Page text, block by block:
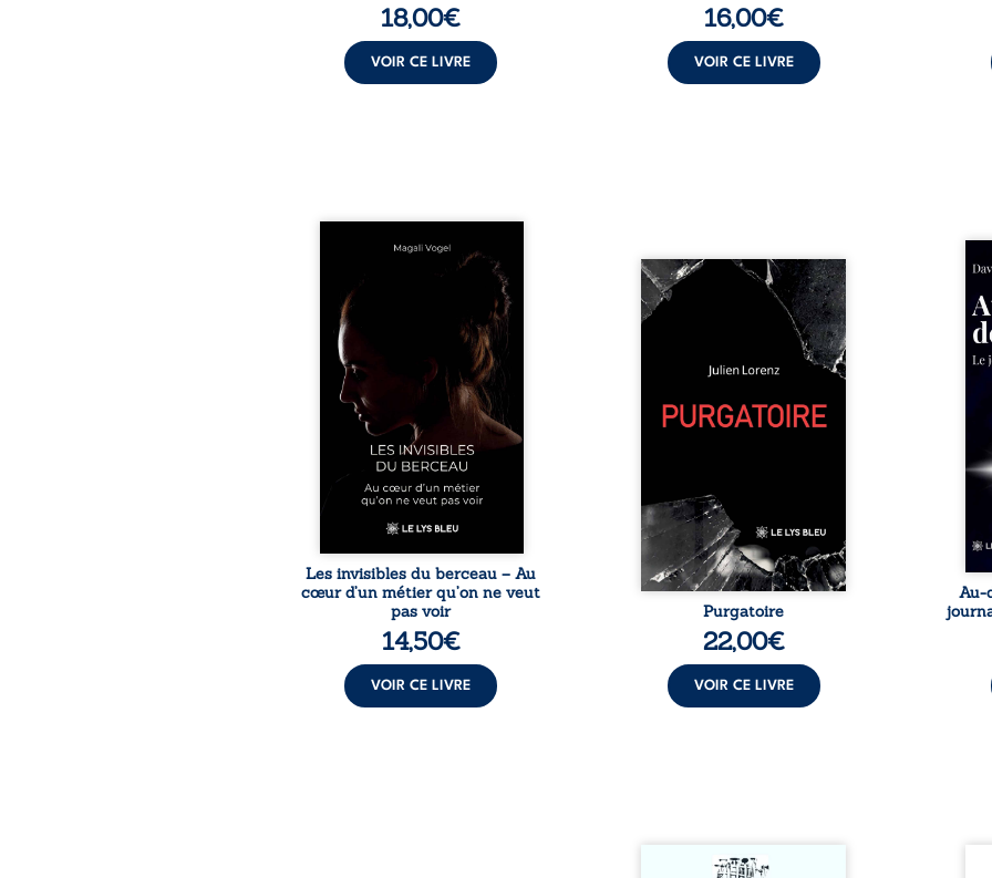
18,00€
VOIR CE LIVRE
16,00€
VOIR CE LIVRE
Qui prend soin de celles et
ceux auxquels nous confions
nos enfants ? Derrière la
douceur apparente des
maisons d’accueil se joue une
réalité que nul ne soupçonne :
rémunérations dérisoires,
solitude, épuisement,
responsabilités écrasantes… À
travers des témoignages
saisissants et sa propre
expérience, Magali Vogel lève
le voile sur les coulisses d’une ...
Les invisibles du berceau – Au
cœur d’un métier qu’on ne veut
pas voir
14,50€
VOIR CE LIVRE
Vingt années d’écriture, de
blessures, d’émotions et de
pensées se rencontrent dans
ce recueil profondément
intime. Entre nouvelles
autobiographiques, poèmes
philosophiques, chaque texte
ouvre une porte sur
être choisie au hasard, comme
une rencontre inattendue sur
le chemin de la vie. ...
Purgatoire
22,00€
VOIR CE LIVRE
Né
la
ses
prix
les
Au-
Sommes-nous vraiment libres
Je